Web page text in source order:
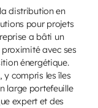
distribution en
pour projets
a bâti un
avec ses
énergétique.
y compris les îles
large portefeuille
expert et des